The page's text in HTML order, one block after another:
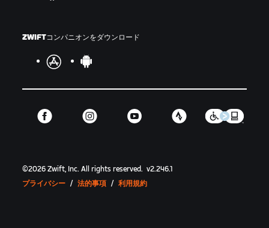
ZWIFTコンパニオンをダウンロード
©2026 Zwift, Inc.All rights reserved. v2.246.1
プライバシー / 法的事項 / 利用規約